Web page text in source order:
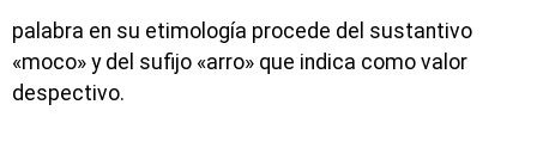
palabra en su etimología procede del sustantivo
«moco» y del sufijo «arro» que indica como valor
despectivo.